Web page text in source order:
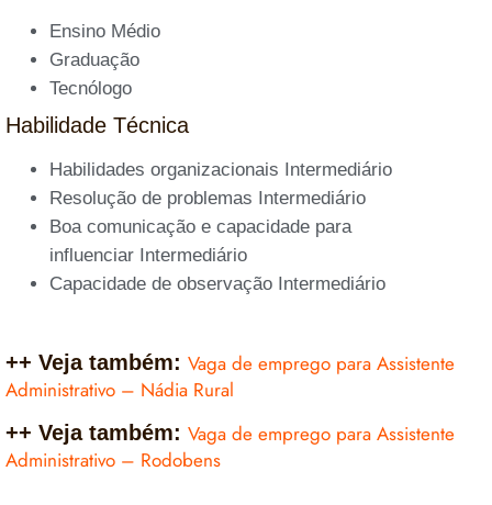
Ensino Médio
Graduação
Tecnólogo
Habilidade Técnica
Habilidades organizacionais Intermediário
Resolução de problemas Intermediário
Boa comunicação e capacidade para
influenciar Intermediário
Capacidade de observação Intermediário
++ Veja também: Vaga de emprego para Assistente
Administrativo – Nádia Rural
++ Veja também: Vaga de emprego para Assistente
Administrativo – Rodobens